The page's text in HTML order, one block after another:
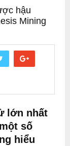
hậu
Mining
lớn nhất
số
hiểu